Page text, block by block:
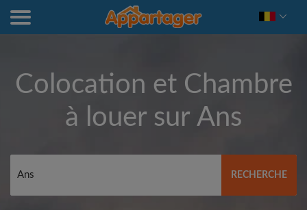
Colocation et Chambre
à louer sur Ans
RECHERCHE